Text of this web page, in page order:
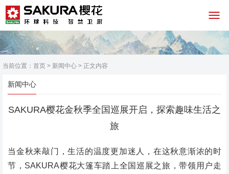
当前位置： 首页 > 新闻中心 > 正文内容
新闻中心
SAKURA樱花金秋季全国巡展开启，探索趣味生活之
旅
当金秋来敲门，生活的温度更加迷人，在这秋意渐浓的时
节，SAKURA樱花大篷车踏上全国巡展之旅，带领用户走